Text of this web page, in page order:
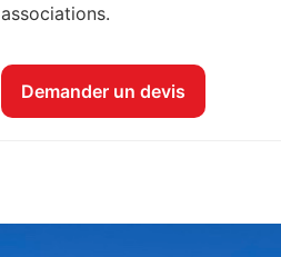
associations.
Demander un devis